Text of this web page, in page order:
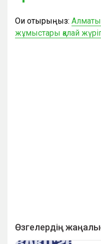
Оқи отырыңыз:
жұмыстары қалай